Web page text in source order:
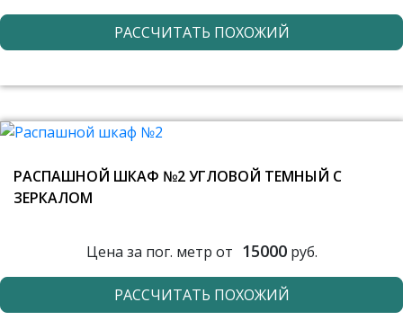
РАССЧИТАТЬ ПОХОЖИЙ
РАСПАШНОЙ ШКАФ №2 УГЛОВОЙ ТЕМНЫЙ С
ЗЕРКАЛОМ
Цена за пог. метр от 15000руб.
РАССЧИТАТЬ ПОХОЖИЙ